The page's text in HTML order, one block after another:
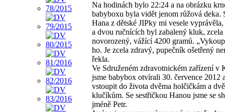
Na hodinách bylo 22:24 a na obrázku
babyboxu byla vidět jenom růžová deka.
Hana z dětské JIPky mi vesele vyprávěla,
a dvou ručnících byl zabalený kluk, zcela
novorozený, vážící 4200 gramů.
ho. Je zcela zdravý, pupečník ošetřený
řekla.
Ve Sdruženém zdravotnickém zařízení v
jsme babybox otvírali 30. července 2012
vstoupit do života dvěma holčičkám a
klučíkům. Se sestřičkou Hanou jsme se
jméně Petr.